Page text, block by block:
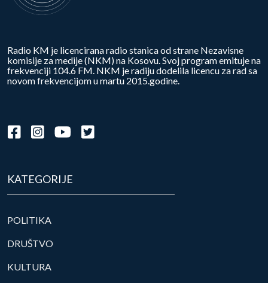
Radio KM je licencirana radio stanica od strane Nezavisne
komisije za medije (NKM) na Kosovu. Svoj program emituje na
frekvenciji 104.6 FM. NKM je radiju dodelila licencu za rad sa
novom frekvencijom u martu 2015.godine.
KATEGORIJE
POLITIKA
DRUŠTVO
KULTURA